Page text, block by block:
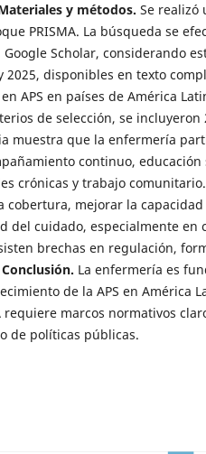
y métodos. Se realizó
PRISMA. La búsqueda se
Google Scholar, considerando
2025, disponibles en texto
APS en países de América
de selección, se incluyeron
muestra que la enfermería
continuo, educación
crónicas y trabajo comunitario.
mejorar la
del cuidado, especialmente en
brechas en regulación,
Conclusión. La enfermería es
de la APS en América
requiere marcos normativos
de políticas públicas.